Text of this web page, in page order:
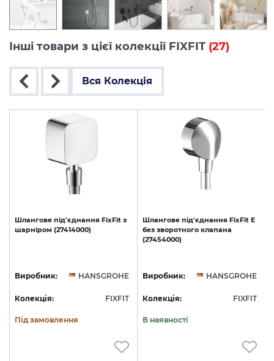
Інші товари з цієї колекції FIXFIT (27)
Вся Колекція
Шлангове під'єднання FixFit з
шарніром (27414000)
Виробник: HANSGROHE
Колекція: FIXFIT
Під замовлення
Шлангове під'єднання FixFit E
без зворотного клапана
(27454000)
Виробник: HANSGROHE
Колекція: FIXFIT
В наявності